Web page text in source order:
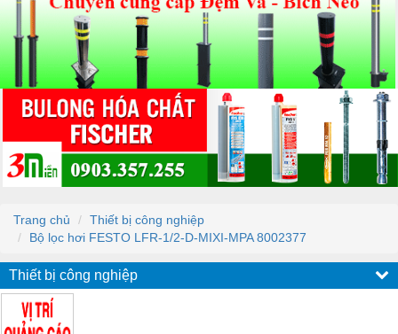
Trang chủ
Thiết bị công nghiệp
Bộ lọc hơi FESTO LFR-1/2-D-MIXI-MPA 8002377
Thiết bị công nghiệp